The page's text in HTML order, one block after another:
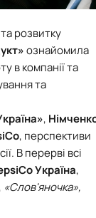
розвитку
ознайомила
в компанії та
та
,
, перспективи
В перерві всі
Україна,
, «Слов'яночка»,